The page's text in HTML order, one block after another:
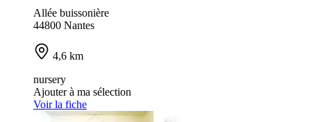
Allée buissonière
44800 Nantes
4,6 km
nursery
Ajouter à ma sélection
Voir la fiche